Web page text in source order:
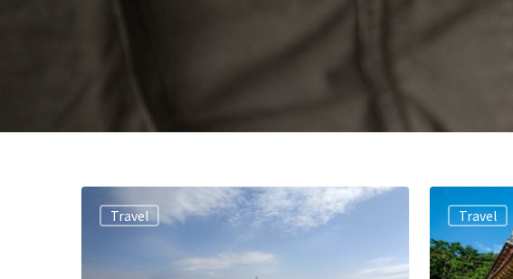
Hit enter to search or ESC to close
Travel Travel